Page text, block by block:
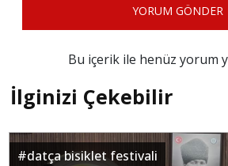
YORUM GÖNDER
Bu içerik ile henüz yorum
İlginizi Çekebilir
#datça bisiklet festivali